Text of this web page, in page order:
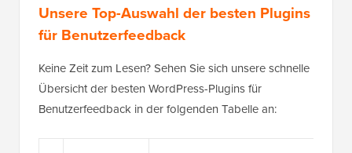
Unsere Top-Auswahl der besten Plugins
für Benutzerfeedback
Keine Zeit zum Lesen? Sehen Sie sich unsere schnelle
Übersicht der besten WordPress-Plugins für
Benutzerfeedback in der folgenden Tabelle an: